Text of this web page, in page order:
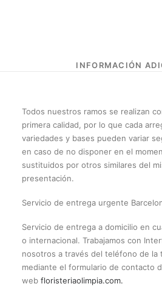
Todos nuestros ramos se realizan
primera calidad, por lo que cada
variedades y bases pueden variar
en caso de no disponer en el
sustituidos por otros similares del
presentación.
Servicio de entrega urgente
Servicio de entrega a domicilio en
o internacional. Trabajamos con
nosotros a través del teléfono de la
mediante el formulario de contacto
web floristeriaolimpia.com.